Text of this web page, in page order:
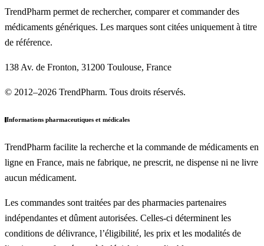
TrendPharm permet de rechercher, comparer et commander des
médicaments génériques. Les marques sont citées uniquement à titre
de référence.
138 Av. de Fronton, 31200 Toulouse, France
© 2012–2026 TrendPharm. Tous droits réservés.
Informations pharmaceutiques et médicales
TrendPharm facilite la recherche et la commande de médicaments en
ligne en France, mais ne fabrique, ne prescrit, ne dispense ni ne livre
aucun médicament.
Les commandes sont traitées par des pharmacies partenaires
indépendantes et dûment autorisées. Celles-ci déterminent les
conditions de délivrance, l’éligibilité, les prix et les modalités de